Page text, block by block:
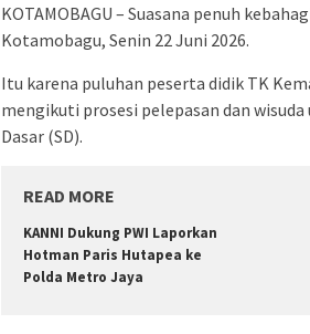
KOTAMOBAGU – Suasana penuh
Kotamobagu, Senin 22 Juni 2026.
Itu karena puluhan peserta didik TK
mengikuti prosesi pelepasan dan
Dasar (SD).
READ MORE
KANNI Dukung PWI Laporkan
Hotman Paris Hutapea ke
Polda Metro Jaya